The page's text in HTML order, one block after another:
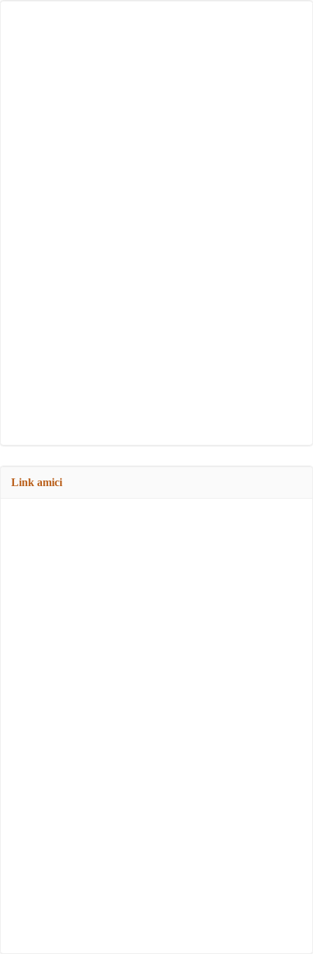
Link amici